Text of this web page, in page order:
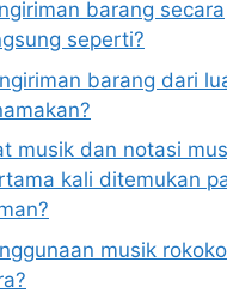
barang secara
seperti?
barang dari
musik dan notasi
kali ditemukan
musik